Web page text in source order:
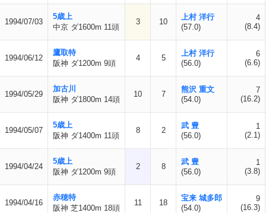
1994/07/03
5歳上
中京 ダ1600m 11頭
3 10
上村 洋行
(57.0)
4
(8.4)
1994/06/12
鷹取特
阪神 ダ1200m 9頭
4 5
上村 洋行
(56.0)
6
(6.6)
1994/05/29
加古川
阪神 ダ1800m 14頭
10 7
熊沢 重文
(54.0)
7
(16.2)
1994/05/07
5歳上
阪神 ダ1400m 11頭
8 2
武 豊
(56.0)
1
(2.1)
1994/04/24
5歳上
阪神 ダ1200m 9頭
2 8
武 豊
(56.0)
1
(3.8)
1994/04/16
赤穂特
阪神 芝1400m 18頭
11 18
宝来 城多郎
(54.0)
9
(16.3)